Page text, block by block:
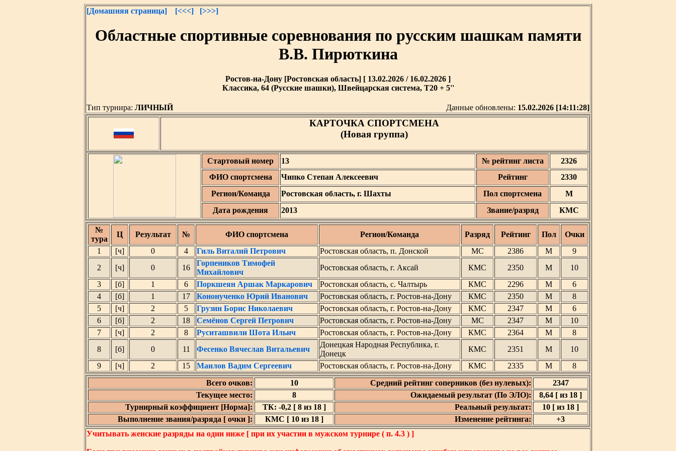
[Домашняя страница] [<<<] [>>>]
Областные спортивные соревнования по русским шашкам памяти
В.В. Пирюткина
Ростов-на-Дону [Ростовская область] [ 13.02.2026 / 16.02.2026 ]
Классика, 64 (Русские шашки), Швейцарская система, T20 + 5''
Тип турнира: ЛИЧНЫЙ Данные обновлены: 15.02.2026 [14:11:28]
КАРТОЧКА СПОРТСМЕНА
(Новая группа)
Стартовый номер 13 № рейтинг листа
2326
ФИО спортсмена
Чипко Степан Алексеевич Рейтинг
2330
Регион/Команда
Ростовская область, г. Шахты Пол спортсмена
М
Дата рождения
2013 Звание/разряд КМС
№
тура
Ц Результат № ФИО спортсмена Регион/Команда Разряд Рейтинг Пол
Очки
1
[ч] 0 4 Гиль Виталий Петрович Ростовская область, п. Донской МС 2386 М
9
2
[ч] 0 16
Горпеников Тимофей
Михайлович
Ростовская область, г. Аксай КМС 2350 М
10
3
[б] 1 6 Поркшеян Аршак Маркарович Ростовская область, с. Чалтырь КМС 2296 М
6
4
[б] 1 17 Кононученко Юрий Иванович Ростовская область, г. Ростов-на-Дону КМС 2350 М
8
5
[ч] 2 5 Грузин Борис Николаевич Ростовская область, г. Ростов-на-Дону КМС 2347 М
6
6
[б] 2 18 Семёнов Сергей Петрович Ростовская область, г. Ростов-на-Дону МС 2347 М
10
7
[ч] 2 8 Руситашвили Шота Ильич Ростовская область, г. Ростов-на-Дону КМС 2364 М
8
8
[б] 0 11 Фесенко Вячеслав Витальевич
Донецкая Народная Республика, г.
Донецк
КМС 2351 М
10
9
[ч] 2 15 Маилов Вадим Сергеевич Ростовская область, г. Ростов-на-Дону КМС 2335 М
8
Всего очков:
10 Средний рейтинг соперников (без нулевых):
2347
Текущее место:
8 Ожидаемый результат (По ЭЛО):
8,64 [ из 18 ]
Турнирный коэффициент [Норма]:
ТК: -0,2 [ 8 из 18 ] Реальный результат:
10 [ из 18 ]
Выполнение звания/разряда [ очки ]:
КМС [ 10 из 18 ] Изменение рейтинга:
+3
Учитывать женские разряды на один ниже [ при их участии в мужском турнире ( п. 4.3 ) ]